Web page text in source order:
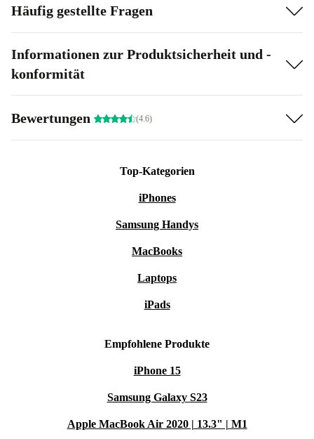
Häufig gestellte Fragen
Informationen zur Produktsicherheit und -
konformität
Bewertungen (4.6)
Top-Kategorien
iPhones
Samsung Handys
MacBooks
Laptops
iPads
Empfohlene Produkte
iPhone 15
Samsung Galaxy S23
Apple MacBook Air 2020 | 13.3" | M1